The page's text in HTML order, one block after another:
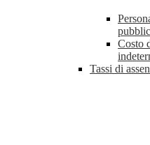
Costo
Tassi di